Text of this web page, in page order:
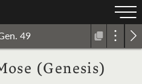
49
(Genesis)